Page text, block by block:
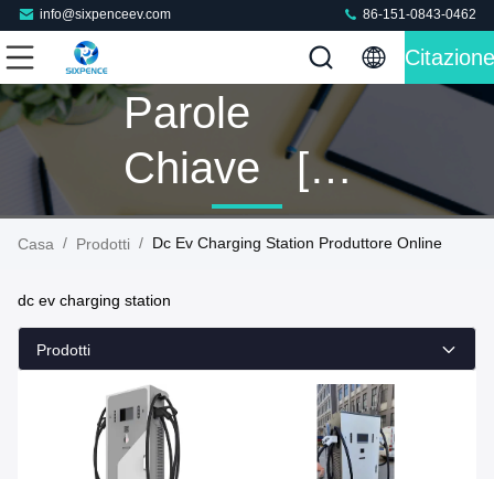
info@sixpenceev.com 86-151-0843-0462
Citazione
Parole
Chiave [
Dc Ev
Station ]
Partita 168
Prodotti
Casa / Prodotti / Dc Ev Charging Station Produttore Online
dc ev charging station
Prodotti